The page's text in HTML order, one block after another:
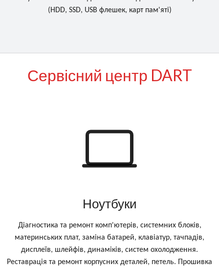
(HDD, SSD, USB флешек, карт пам'яті)
Сервісний центр DART
Ноутбуки
Діагностика та ремонт комп'ютерів, системних блоків,
материнських плат, заміна батарей, клавіатур, тачпадів,
дисплеїв, шлейфів, динаміків, систем охолодження.
Реставрація та ремонт корпусних деталей, петель. Прошивка